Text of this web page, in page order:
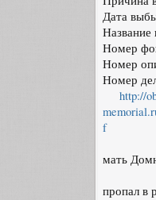
Дата
Номер
Номер
Номер
http://
f
мать
пропал в